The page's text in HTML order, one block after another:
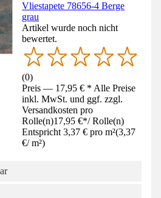
Vliestapete 78656-4 Berge
grau
Artikel wurde noch nicht
bewertet.
(0)
Preis — 17,95 € * Alle Preise
inkl. MwSt. und ggf. zzgl.
Versandkosten pro
Rolle(n)17,95 €*/ Rolle(n)
Entspricht 3,37 € pro m²(3,37
€/ m²)